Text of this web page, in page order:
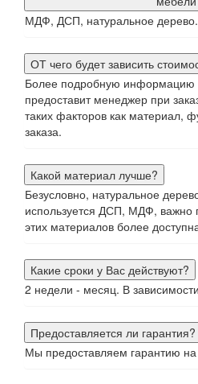
МДФ, ДСП, натуральное дерево.
ОТ чего будет зависить
Более подробную
предоставит менеджер при
таких факторов как материал,
заказа.
Какой материал лучше?
Безусловно, натуральное
используется ДСП, МДФ, важно
этих материалов более
Какие сроки у Вас действуют?
2 недели - месяц. В
Предоставляется ли гарантия?
Мы предоставляем гарантию на